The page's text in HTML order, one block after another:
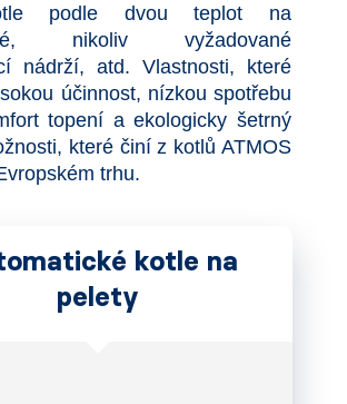
podle dvou teplot na
nikoliv vyžadované
nádrží, atd. Vlastnosti, které
účinnost, nízkou spotřebu
topení a ekologicky šetrný
které činí z kotlů ATMOS
trhu.
kotle na
pelety